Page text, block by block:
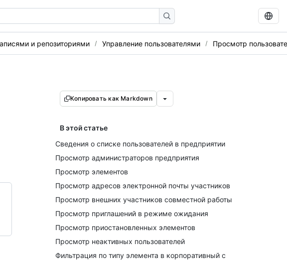
и репозиториями Управление пользователями Просмотр
Копировать как Markdown
В этой статье
Сведения о списке пользователей в предприятии
Просмотр администраторов предприятия
Просмотр элементов
Просмотр адресов электронной почты участников
Просмотр внешних участников совместной работы
Просмотр приглашений в режиме ожидания
Просмотр приостановленных элементов
Просмотр неактивных пользователей
Фильтрация по типу элемента в корпоративный с